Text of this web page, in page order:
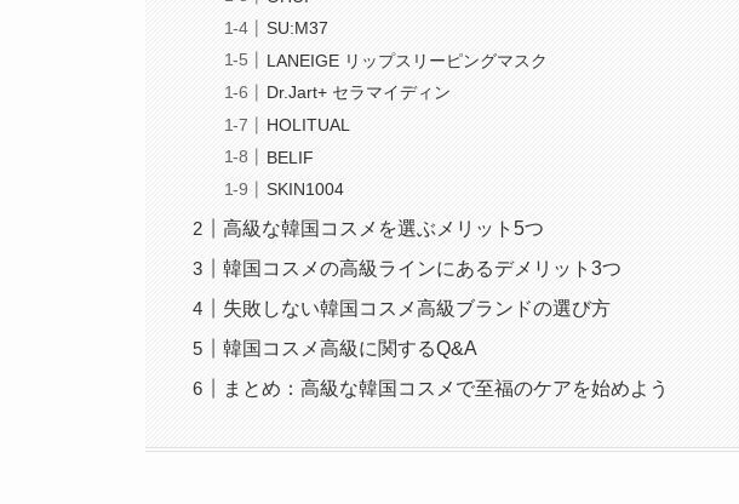
SU:M37
LANEIGE リップスリーピングマスク
Dr.Jart+ セラマイディン
HOLITUAL
BELIF
SKIN1004
高級な韓国コスメを選ぶメリット5つ
韓国コスメの高級ラインにあるデメリット3つ
失敗しない韓国コスメ高級ブランドの選び方
韓国コスメ高級に関するQ&A
まとめ：高級な韓国コスメで至福のケアを始めよう